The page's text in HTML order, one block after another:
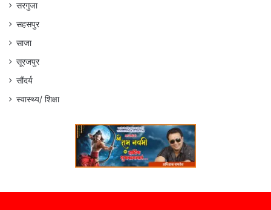
सरगुजा
सहसपुर
साजा
सूरजपुर
सौंदर्य
स्वास्थ्य/ शिक्षा